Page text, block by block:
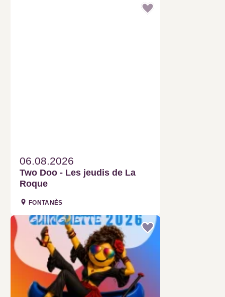
06.08.2026
Two Doo - Les jeudis de La
Roque
FONTANÈS